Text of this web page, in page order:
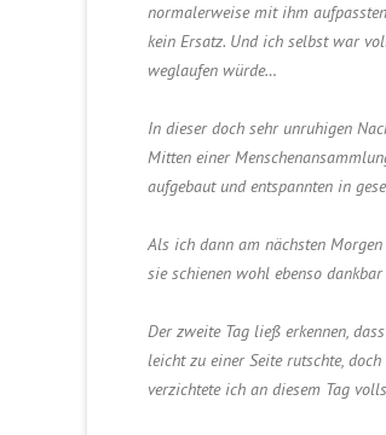
normalerweise mit ihm
kein Ersatz. Und ich selbst war
weglaufen würde…
In dieser doch sehr unruhigen
Mitten einer
aufgebaut und entspannten in
Als ich dann am nächsten
sie schienen wohl ebenso
Der zweite Tag ließ erkennen,
leicht zu einer Seite rutschte,
verzichtete ich an diesem Tag